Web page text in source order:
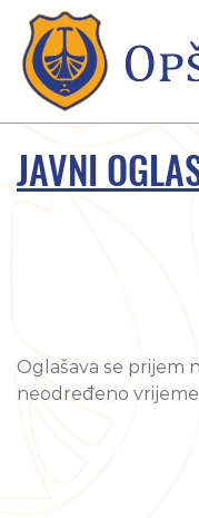
JAVNI
Oglašava se prijem
neodređeno